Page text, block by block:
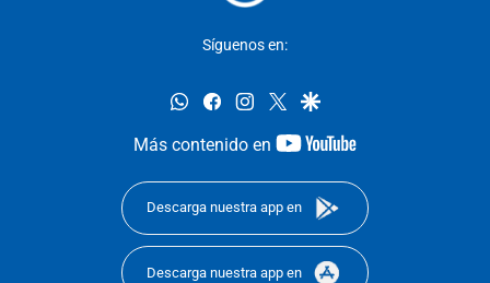
Síguenos en:
whatsappfacebookinstagram
twittergoogle
Más contenido en
youtube-
Descarga nuestra app en
Descarga nuestra app en